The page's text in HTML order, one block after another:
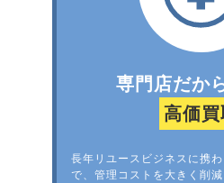
専門店だか
高価買
長年リユースビジネスに携
で、管理コストを大きく削